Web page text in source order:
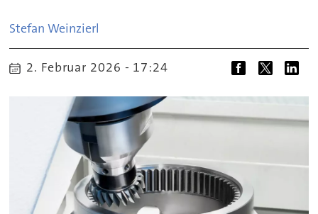
Stefan Weinzierl
2. Februar 2026 - 17:24